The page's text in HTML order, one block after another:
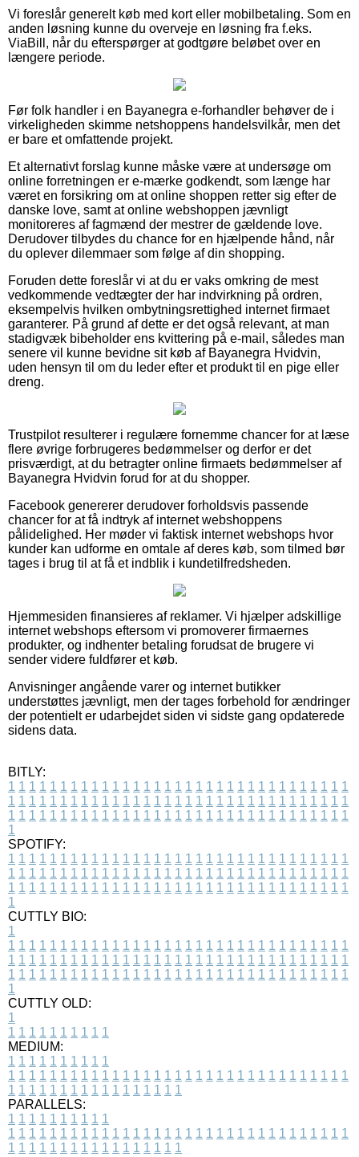
Vi foreslår generelt køb med kort eller mobilbetaling. Som en
anden løsning kunne du overveje en løsning fra f.eks.
ViaBill, når du efterspørger at godtgøre beløbet over en
længere periode.
Før folk handler i en Bayanegra e-forhandler behøver de i
virkeligheden skimme netshoppens handelsvilkår, men det
er bare et omfattende projekt.
Et alternativt forslag kunne måske være at undersøge om
online forretningen er e-mærke godkendt, som længe har
været en forsikring om at online shoppen retter sig efter de
danske love, samt at online webshoppen jævnligt
monitoreres af fagmænd der mestrer de gældende love.
Derudover tilbydes du chance for en hjælpende hånd, når
du oplever dilemmaer som følge af din shopping.
Foruden dette foreslår vi at du er vaks omkring de mest
vedkommende vedtægter der har indvirkning på ordren,
eksempelvis hvilken ombytningsrettighed internet firmaet
garanterer. På grund af dette er det også relevant, at man
stadigvæk bibeholder ens kvittering på e-mail, således man
senere vil kunne bevidne sit køb af Bayanegra Hvidvin,
uden hensyn til om du leder efter et produkt til en pige eller
dreng.
Trustpilot resulterer i regulære fornemme chancer for at læse
flere øvrige forbrugeres bedømmelser og derfor er det
prisværdigt, at du betragter online firmaets bedømmelser af
Bayanegra Hvidvin forud for at du shopper.
Facebook genererer derudover forholdsvis passende
chancer for at få indtryk af internet webshoppens
pålidelighed. Her møder vi faktisk internet webshops hvor
kunder kan udforme en omtale af deres køb, som tilmed bør
tages i brug til at få et indblik i kundetilfredsheden.
Hjemmesiden finansieres af reklamer. Vi hjælper adskillige
internet webshops eftersom vi promoverer firmaernes
produkter, og indhenter betaling forudsat de brugere vi
sender videre fuldfører et køb.
Anvisninger angående varer og internet butikker
understøttes jævnligt, men der tages forbehold for ændringer
der potentielt er udarbejdet siden vi sidste gang opdaterede
sidens data.
BITLY:
1 1 1 1 1 1 1 1 1 1 1 1 1 1 1 1 1 1 1 1 1 1 1 1 1 1 1 1 1 1 1 1 1
1 1 1 1 1 1 1 1 1 1 1 1 1 1 1 1 1 1 1 1 1 1 1 1 1 1 1 1 1 1 1 1 1
1 1 1 1 1 1 1 1 1 1 1 1 1 1 1 1 1 1 1 1 1 1 1 1 1 1 1 1 1 1 1 1 1
1
SPOTIFY:
1 1 1 1 1 1 1 1 1 1 1 1 1 1 1 1 1 1 1 1 1 1 1 1 1 1 1 1 1 1 1 1 1
1 1 1 1 1 1 1 1 1 1 1 1 1 1 1 1 1 1 1 1 1 1 1 1 1 1 1 1 1 1 1 1 1
1 1 1 1 1 1 1 1 1 1 1 1 1 1 1 1 1 1 1 1 1 1 1 1 1 1 1 1 1 1 1 1 1
1
CUTTLY BIO:
1
1 1 1 1 1 1 1 1 1 1 1 1 1 1 1 1 1 1 1 1 1 1 1 1 1 1 1 1 1 1 1 1 1
1 1 1 1 1 1 1 1 1 1 1 1 1 1 1 1 1 1 1 1 1 1 1 1 1 1 1 1 1 1 1 1 1
1 1 1 1 1 1 1 1 1 1 1 1 1 1 1 1 1 1 1 1 1 1 1 1 1 1 1 1 1 1 1 1 1
1
CUTTLY OLD:
1
1 1 1 1 1 1 1 1 1 1
MEDIUM:
1 1 1 1 1 1 1 1 1 1
1 1 1 1 1 1 1 1 1 1 1 1 1 1 1 1 1 1 1 1 1 1 1 1 1 1 1 1 1 1 1 1 1
1 1 1 1 1 1 1 1 1 1 1 1 1 1 1 1 1
PARALLELS:
1 1 1 1 1 1 1 1 1 1
1 1 1 1 1 1 1 1 1 1 1 1 1 1 1 1 1 1 1 1 1 1 1 1 1 1 1 1 1 1 1 1 1
1 1 1 1 1 1 1 1 1 1 1 1 1 1 1 1 1